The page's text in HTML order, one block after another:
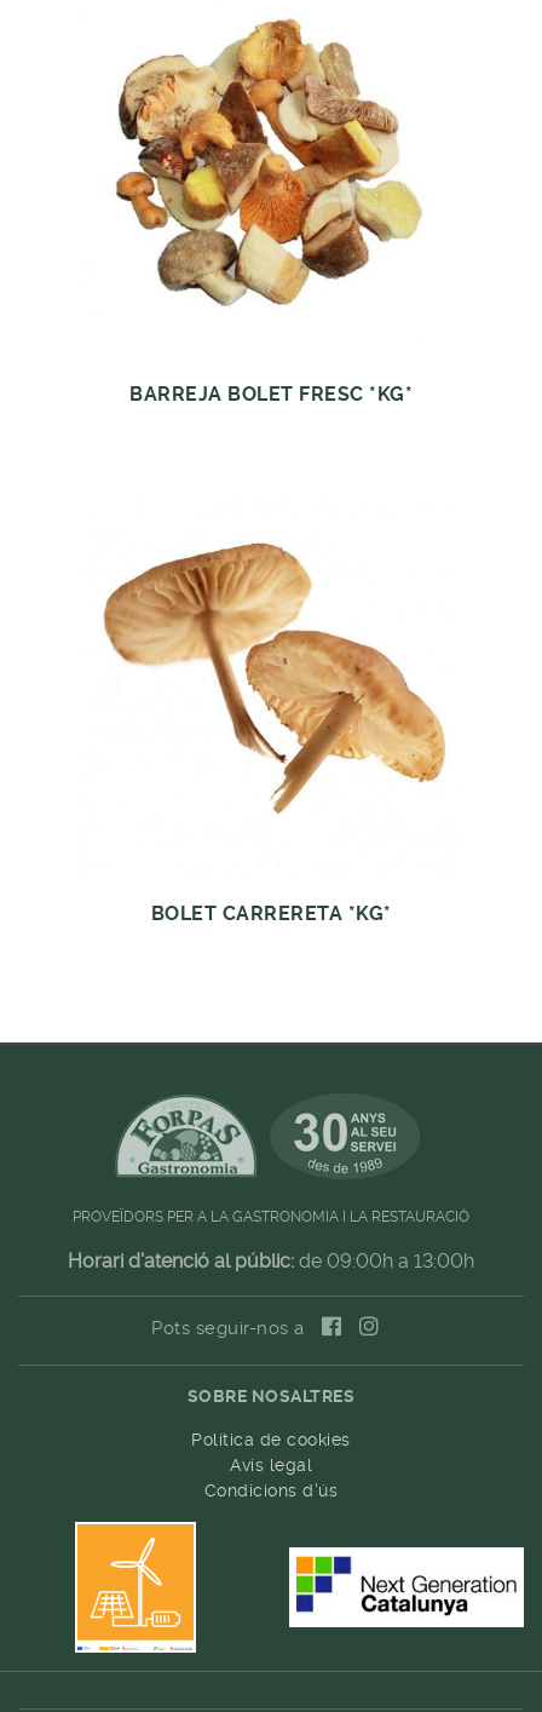
BARREJA BOLET FRESC *KG*
BOLET CARRERETA *KG*
PROVEÏDORS PER A LA GASTRONOMIA I LA RESTAURACIÓ
Horari d'atenció al públic: de 09:00h a 13:00h
Pots seguir-nos a
SOBRE NOSALTRES
Política de cookies
Avís legal
Condicions d'ús